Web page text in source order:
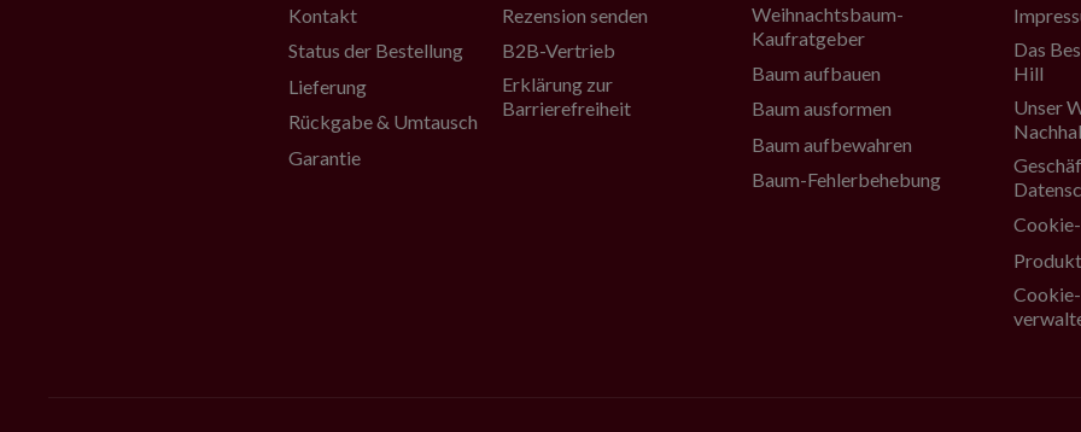
Kontakt
Status der Bestellung
Lieferung
Rückgabe & Umtausch
Garantie
Rezension senden
B2B-Vertrieb
Erklärung zur
Barrierefreiheit
Weihnachtsbaum-
Kaufratgeber
Baum aufbauen
Baum ausformen
Baum aufbewahren
Baum-Fehlerbehebung
Das
Hill
Unser